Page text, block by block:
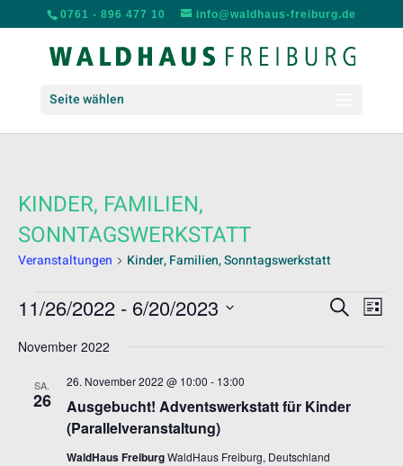
0761 - 896 477 10 info@waldhaus-freiburg.de
Seite wählen
KINDER, FAMILIEN,
SONNTAGSWERKSTATT
Veranstaltungen Kinder, Familien, Sonntagswerkstatt
VERANSTALTUNGEN
SUCHE
SucheListe
11/26/2022 - 6/20/2023
wählen.
November 2022
SA.
26
Ausgebucht! Adventswerkstatt für Kinder
(Parallelveranstaltung)
26. November 2022 @ 10:00 - 13:00
WaldHaus FreiburgWaldHaus Freiburg, Deutschland